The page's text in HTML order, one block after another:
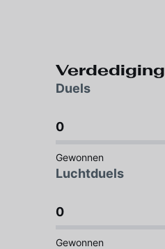
Verdediging
Duels
0
Gewonnen
Luchtduels
0
Gewonnen